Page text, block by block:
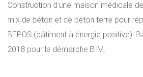
Construction d’une maison médicale
mix de béton et de béton terre pour
BEPOS (bâtiment à énergie positive).
2018 pour la démarche BIM.